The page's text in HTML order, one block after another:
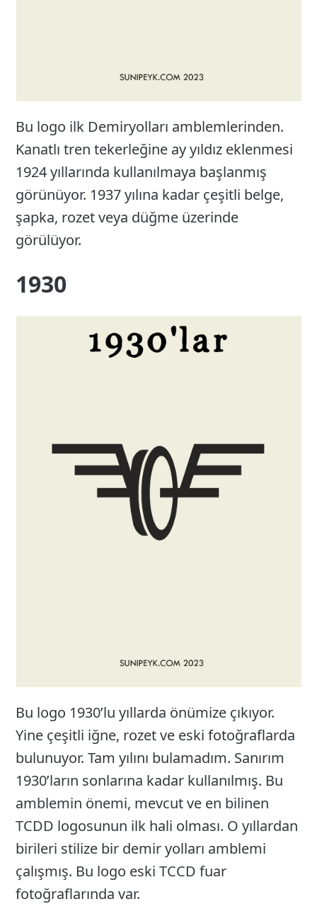
Bu logo ilk Demiryolları amblemlerinden.
Kanatlı tren tekerleğine ay yıldız eklenmesi
1924 yıllarında kullanılmaya başlanmış
görünüyor. 1937 yılına kadar çeşitli belge,
şapka, rozet veya düğme üzerinde
görülüyor.
1930
Bu logo 1930’lu yıllarda önümize çıkıyor.
Yine çeşitli iğne, rozet ve eski fotoğraflarda
bulunuyor. Tam yılını bulamadım. Sanırım
1930’ların sonlarına kadar kullanılmış. Bu
amblemin önemi, mevcut ve en bilinen
TCDD logosunun ilk hali olması. O yıllardan
birileri stilize bir demir yolları amblemi
çalışmış. Bu logo eski TCCD fuar
fotoğraflarında var.